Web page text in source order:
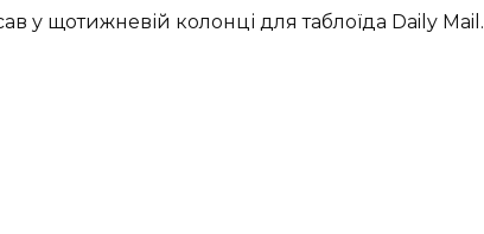
у щотижневій колонці для таблоїда Daily Mail.